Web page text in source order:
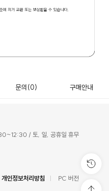
문의 (0) 구매안내
/ 토, 일, 공휴일 휴무
개인정보처리방침 PC 버전